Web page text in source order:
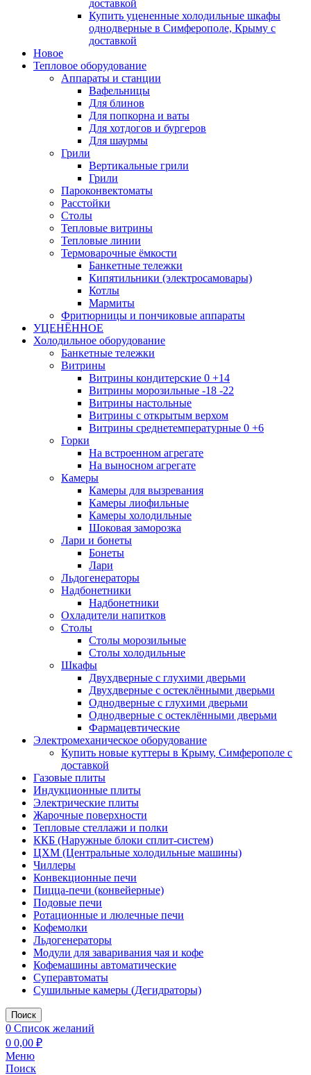
доставкой
Купить уцененные холодильные шкафы
однодверные в Симферополе, Крыму с
доставкой
Новое
Тепловое оборудование
Аппараты и станции
Вафельницы
Для блинов
Для попкорна и ваты
Для хотдогов и бургеров
Для шаурмы
Грили
Вертикальные грили
Грили
Пароконвектоматы
Расстойки
Столы
Тепловые витрины
Тепловые линии
Термоварочные ёмкости
Банкетные тележки
Кипятильники (электросамовары)
Котлы
Мармиты
Фритюрницы и пончиковые аппараты
УЦЕНЁННОЕ
Холодильное оборудование
Банкетные тележки
Витрины
Витрины кондитерские 0 +14
Витрины морозильные -18 -22
Витрины настольные
Витрины с открытым верхом
Витрины среднетемпературные 0 +6
Горки
На встроенном агрегате
На выносном агрегате
Камеры
Камеры для вызревания
Камеры лиофильные
Камеры холодильные
Шоковая заморозка
Лари и бонеты
Бонеты
Лари
Льдогенераторы
Надбонетники
Надбонетники
Охладители напитков
Столы
Столы морозильные
Столы холодильные
Шкафы
Двухдверные с глухими дверьми
Двухдверные с остеклёнными дверьми
Однодверные с глухими дверьми
Однодверные с остеклёнными дверьми
Фармацевтические
Электромеханическое оборудование
Купить новые куттеры в Крыму, Симферополе с
доставкой
Газовые плиты
Индукционные плиты
Электрические плиты
Жарочные поверхности
Тепловые стеллажи и полки
ККБ (Наружные блоки сплит-систем)
ЦХМ (Центральные холодильные машины)
Чиллеры
Конвекционные печи
Пицца-печи (конвейерные)
Подовые печи
Ротационные и люлечные печи
Кофемолки
Льдогенераторы
Модули для заваривания чая и кофе
Кофемашины автоматические
Суперавтоматы
Сушильные камеры (Дегидраторы)
Поиск
0 Список желаний
0 0,00 ₽
Меню
Поиск